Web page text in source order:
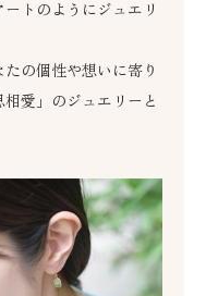
トのようにジュエリ
の個性や想いに寄り
愛」のジュエリーと